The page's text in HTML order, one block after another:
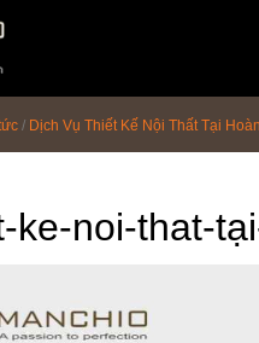
/ Dịch Vụ Thiết Kế Nội Thất Tại
ke-noi-that-